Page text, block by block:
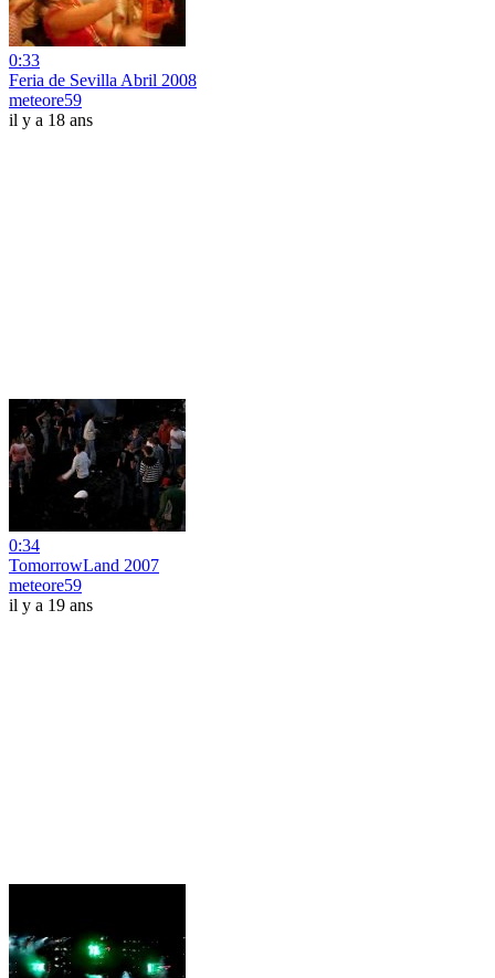
0:33
Feria de Sevilla Abril 2008
meteore59
il y a 18 ans
0:34
TomorrowLand 2007
meteore59
il y a 19 ans